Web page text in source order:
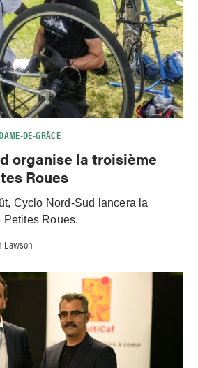
DE-GRÂCE
organise la troisième
Roues
Cyclo Nord-Sud lancera la
Roues.
Lawson